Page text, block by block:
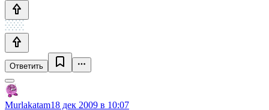
Ответить
Murlakatam18 дек 2009 в 10:07